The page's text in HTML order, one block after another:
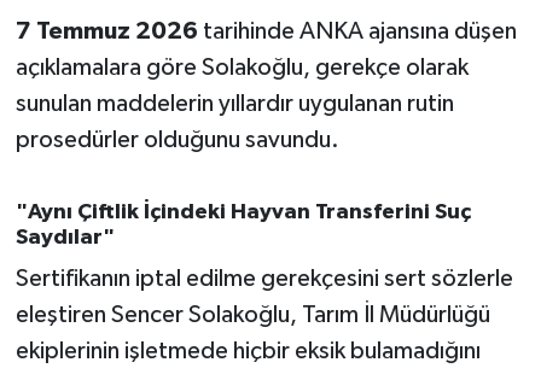
7 Temmuz 2026 tarihinde ANKA ajansına düşen
açıklamalara göre Solakoğlu, gerekçe olarak
sunulan maddelerin yıllardır uygulanan rutin
prosedürler olduğunu savundu.
"Aynı Çiftlik İçindeki Hayvan Transferini Suç
Saydılar"
Sertifikanın iptal edilme gerekçesini sert sözlerle
eleştiren Sencer Solakoğlu, Tarım İl Müdürlüğü
ekiplerinin işletmede hiçbir eksik bulamadığını
OLAY
OTOMOTİV
SAĞLIK
Savaştepe
SEYAHAT